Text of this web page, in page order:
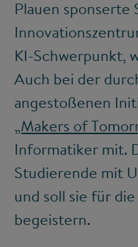
Plauen sponserte
KI-Schwerpunkt,
Auch bei der
angestoßenen
„Makers of
Informatiker mit.
Studierende mit
und soll sie für
begeistern.